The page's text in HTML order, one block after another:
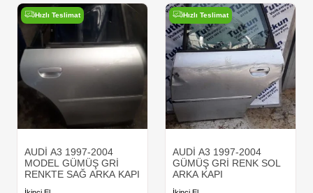
Hızlı Teslimat
AUDİ A3 1997-2004
MODEL GÜMÜŞ GRİ
RENKTE SAĞ ARKA KAPI
Hızlı Teslimat
AUDİ A3 1997-2004
GÜMÜŞ GRİ RENK SOL
ARKA KAPI